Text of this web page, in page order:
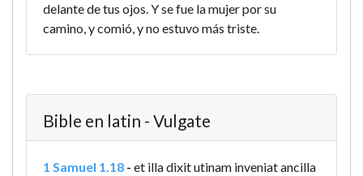
delante de tus ojos. Y se fue la mujer por su
camino, y comió, y no estuvo más triste.
Bible en latin - Vulgate
1 Samuel 1.18 - et illa dixit utinam inveniat ancilla